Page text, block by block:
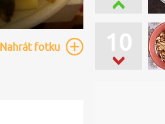
Nahrátfotku 10